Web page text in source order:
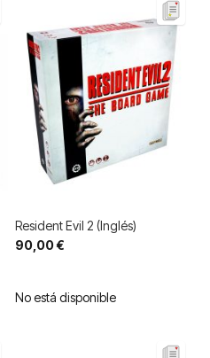
Resident Evil 2 (Inglés)
90,00 €
No está disponible